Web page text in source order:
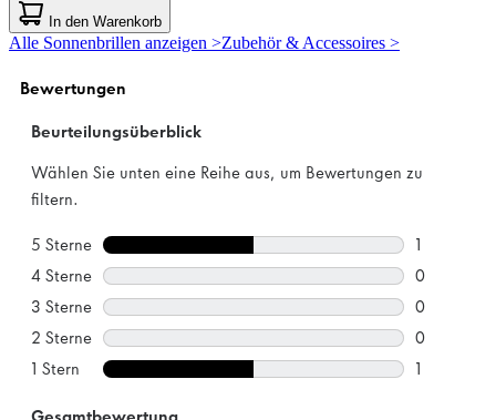
von
5
Sternen.
Bewertungen
In den Warenkorb
Alle Sonnenbrillen anzeigen >Zubehör & Accessoires >